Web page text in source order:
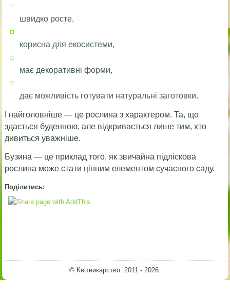
швидко росте,
корисна для екосистеми,
має декоративні форми,
дає можливість готувати натуральні заготовки.
І найголовніше — це рослина з характером. Та, що
здається буденною, але відкривається лише тим, хто
дивиться уважніше.
Бузина — це приклад того, як звичайна підліскова
рослина може стати цінним елементом сучасного саду.
Поділитись:
© Квітникарство. 2011 - 2026.